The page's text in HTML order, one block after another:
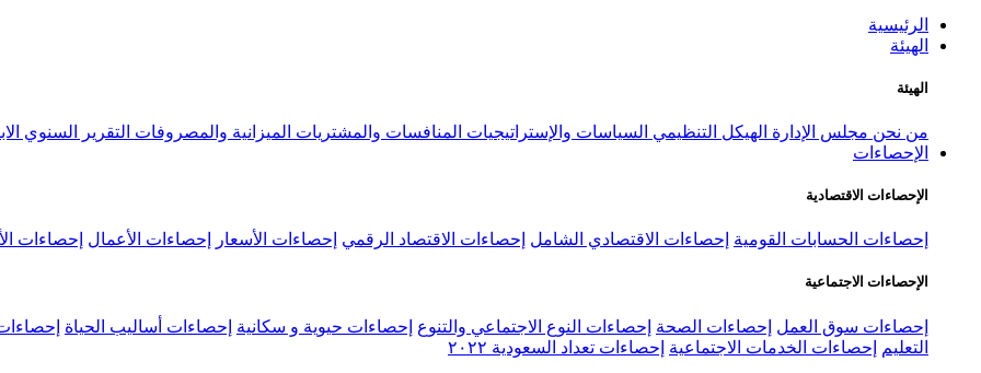
الرئيسية
الهيئة
الهيئة
من نحن مجلس الإدارة الهيكل التنظيمي السياسات والإستراتيجيات المنافسات والمشتريات الميزانية والمصروفات التقرير السنوي
الإحصاءات
الإحصاءات الاقتصادية
إحصاءات الحسابات القومية إحصاءات الاقتصادي الشامل إحصاءات الاقتصاد الرقمي إحصاءات الأسعار إحصاءات الأعمال إحصاءات
الإحصاءات الاجتماعية
إحصاءات سوق العمل إحصاءات الصحة إحصاءات النوع الاجتماعي والتنوع إحصاءات حيوية و سكانية إحصاءات أساليب الحياة
التعليم
إحصاءات الخدمات الاجتماعية إحصاءات تعداد السعودية ٢٠٢٢